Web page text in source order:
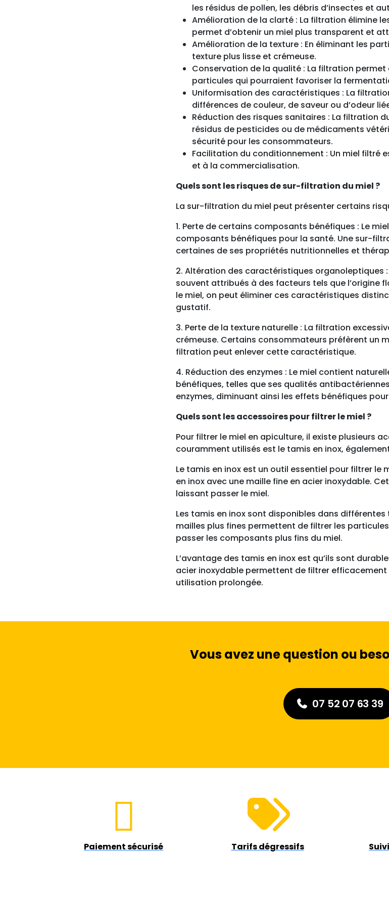
les résidus de pollen, les débris d’insectes et
Amélioration de la clarté : La filtration élimine
permet d’obtenir un miel plus transparent et
Amélioration de la texture : En éliminant les
texture plus lisse et crémeuse.
Conservation de la qualité : La filtration
particules qui pourraient favoriser la
Uniformisation des caractéristiques : La
différences de couleur, de saveur ou d’odeur
Réduction des risques sanitaires : La filtration
résidus de pesticides ou de médicaments
sécurité pour les consommateurs.
Facilitation du conditionnement : Un miel filtré
et à la commercialisation.
Quels sont les risques de sur-filtration du miel ?
La sur-filtration du miel peut présenter certains
1. Perte de certains composants bénéfiques : Le
composants bénéfiques pour la santé. Une sur-
certaines de ses propriétés nutritionnelles et
2. Altération des caractéristiques organoleptiques
souvent attribués à des facteurs tels que l’origine
le miel, on peut éliminer ces caractéristiques
gustatif.
3. Perte de la texture naturelle : La filtration
crémeuse. Certains consommateurs préfèrent un
filtration peut enlever cette caractéristique.
4. Réduction des enzymes : Le miel contient
bénéfiques, telles que ses qualités
enzymes, diminuant ainsi les effets bénéfiques
Quels sont les accessoires pour filtrer le miel ?
Pour filtrer le miel en apiculture, il existe plusieurs
couramment utilisés est le tamis en inox,
Le tamis en inox est un outil essentiel pour filtrer
en inox avec une maille fine en acier inoxydable.
laissant passer le miel.
Les tamis en inox sont disponibles dans
mailles plus fines permettent de filtrer les
passer les composants plus fins du miel.
L’avantage des tamis en inox est qu’ils sont
acier inoxydable permettent de filtrer
utilisation prolongée.
Vous avez une question ou
07 52 07 63 39
Paiement sécurisé Tarifs dégressifs